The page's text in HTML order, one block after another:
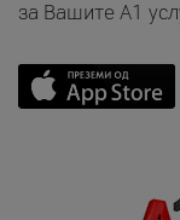
за Вашите A1